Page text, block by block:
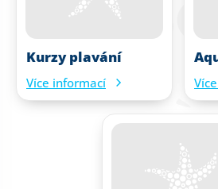
Kurzy plavání
Více informací